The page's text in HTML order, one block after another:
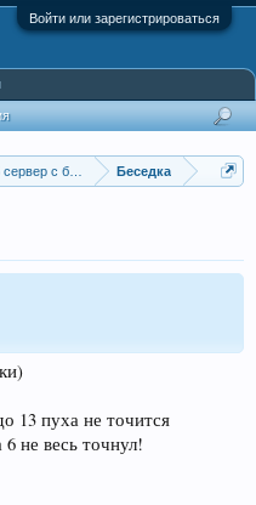
Войти или зарегистрироваться
сервер с баферомБеседка
13 пуха не точится
не весь точнул!